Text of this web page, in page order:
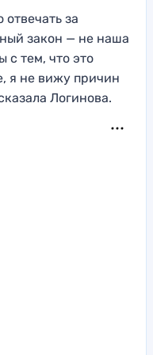
за
закон — не наша
с тем, что это
я не вижу причин
Логинова.